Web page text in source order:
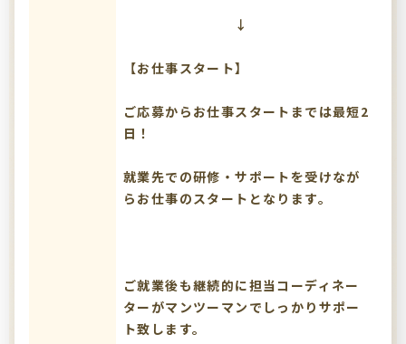
↓
【お仕事スタート】
ご応募からお仕事スタートまでは最短2
日！
就業先での研修・サポートを受けなが
らお仕事のスタートとなります。
ご就業後も継続的に担当コーディネー
ターがマンツーマンでしっかりサポー
ト致します。